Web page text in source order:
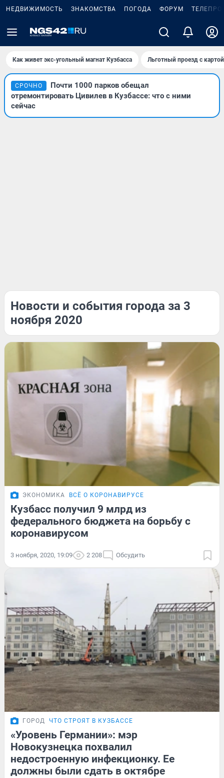
НЕДВИЖИМОСТЬ ЗНАКОМСТВА ПОГОДА ФОРУМ
Как живет экс-угольный магнат Кузбасса Льготный проезд с
СРОЧНО
Почти 1000 парков обещал
отремонтировать Цивилев в Кузбассе: что с ними
сейчас
Новости и события города за 3
ноября 2020
ЭКОНОМИКА ВСЁ О КОРОНАВИРУСЕ
Кузбасс получил 9 млрд из
федерального бюджета на борьбу с
коронавирусом
3 ноября, 2020, 19:09 2 208 Обсудить
ГОРОД ЧТО СТРОЯТ В КУЗБАССЕ
«Уровень Германии»: мэр
Новокузнецка похвалил
недостроенную инфекционку. Ее
должны были сдать в октябре